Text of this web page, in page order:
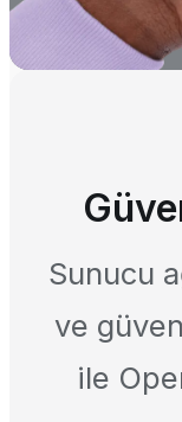
Sunucu
ve
ile